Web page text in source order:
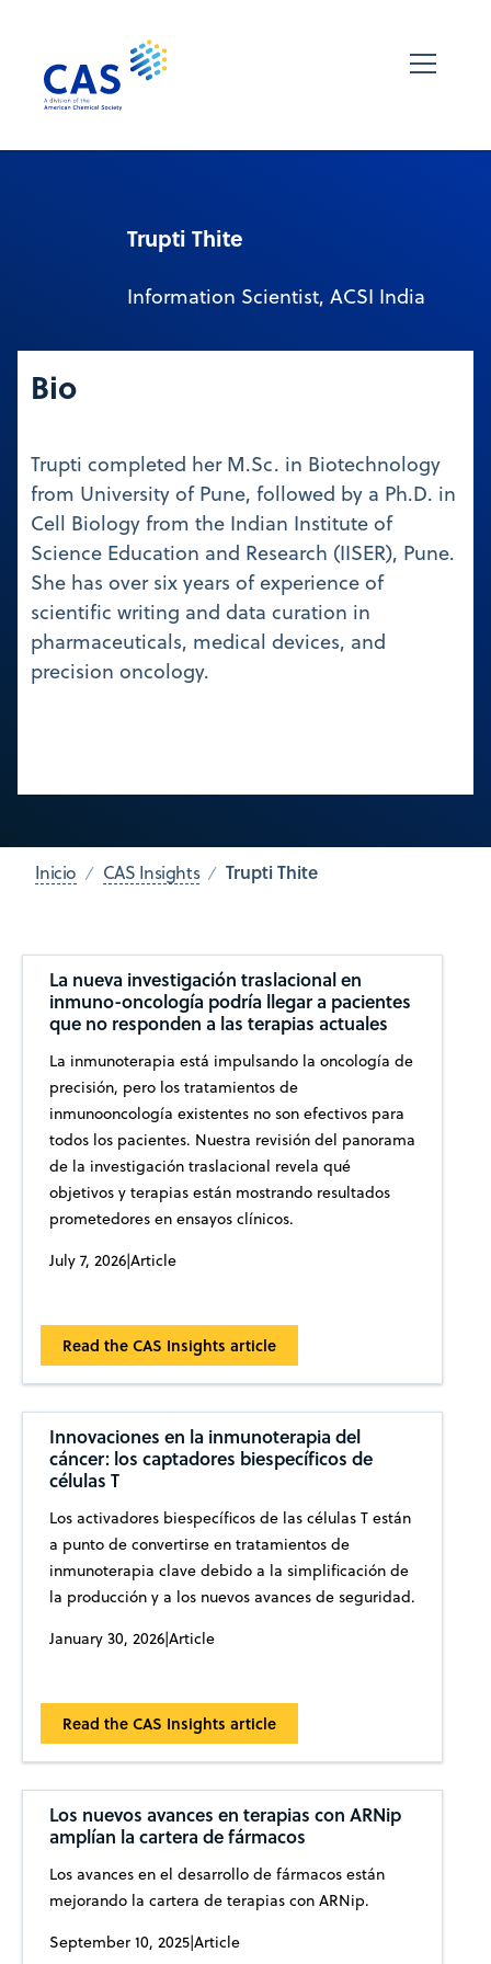
Trupti Thite
Information Scientist, ACSI India
Bio
Trupti completed her M.Sc. in Biotechnology
from University of Pune, followed by a Ph.D. in
Cell Biology from the Indian Institute of
Science Education and Research (IISER), Pune.
She has over six years of experience of
scientific writing and data curation in
pharmaceuticals, medical devices, and
precision oncology.
Inicio CAS Insights Trupti Thite
La nueva investigación traslacional en
inmuno-oncología podría llegar a pacientes
que no responden a las terapias actuales
La inmunoterapia está impulsando la oncología de
precisión, pero los tratamientos de
inmunooncología existentes no son efectivos para
todos los pacientes. Nuestra revisión del panorama
de la investigación traslacional revela qué
objetivos y terapias están mostrando resultados
prometedores en ensayos clínicos.
July 7, 2026|Article
Read the CAS Insights article
Innovaciones en la inmunoterapia del
cáncer: los captadores biespecíficos de
células T
Los activadores biespecíficos de las células T están
a punto de convertirse en tratamientos de
inmunoterapia clave debido a la simplificación de
la producción y a los nuevos avances de seguridad.
January 30, 2026|Article
Read the CAS Insights article
Los nuevos avances en terapias con ARNip
amplían la cartera de fármacos
Los avances en el desarrollo de fármacos están
mejorando la cartera de terapias con ARNip.
September 10, 2025|Article